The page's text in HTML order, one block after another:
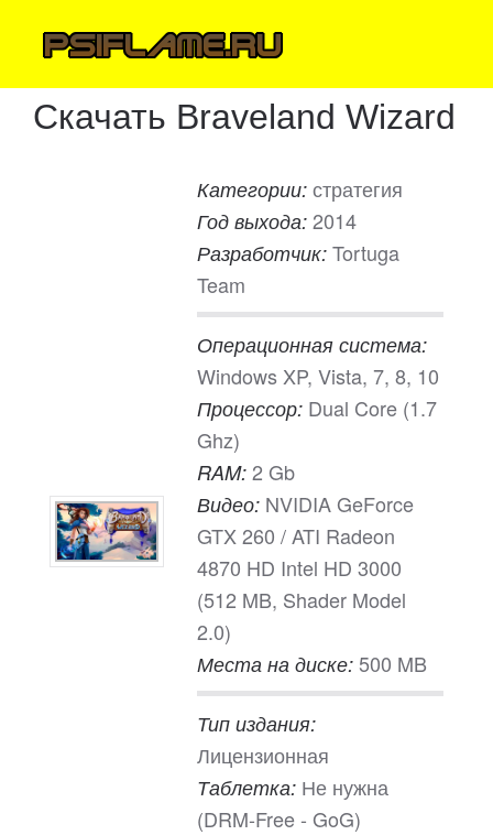
Скачать Braveland Wizard
Категории: стратегия
Год выхода: 2014
Разработчик: Tortuga
Team
Операционная система:
Windows XP, Vista, 7, 8, 10
Процессор: Dual Core (1.7
Ghz)
RAM: 2 Gb
Видео: NVIDIA GeForce
GTX 260 / ATI Radeon
4870 HD Intel HD 3000
(512 MB, Shader Model
2.0)
Места на диске: 500 MB
Тип издания:
Лицензионная
Таблетка: Не нужна
(DRM-Free - GoG)